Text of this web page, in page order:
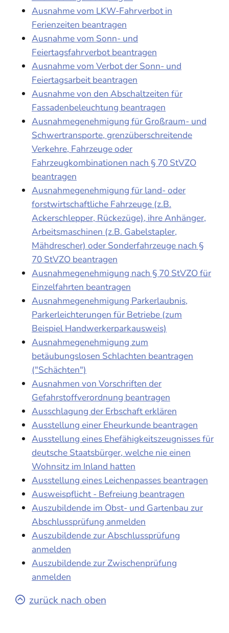
Ausnahme vom LKW-Fahrverbot in
Ferienzeiten beantragen
Ausnahme vom Sonn- und
Feiertagsfahrverbot beantragen
Ausnahme vom Verbot der Sonn- und
Feiertagsarbeit beantragen
Ausnahme von den Abschaltzeiten für
Fassadenbeleuchtung beantragen
Ausnahmegenehmigung für Großraum- und
Schwertransporte, grenzüberschreitende
Verkehre, Fahrzeuge oder
Fahrzeugkombinationen nach § 70 StVZO
beantragen
Ausnahmegenehmigung für land- oder
forstwirtschaftliche Fahrzeuge (z.B.
Ackerschlepper, Rückezüge), ihre Anhänger,
Arbeitsmaschinen (z.B. Gabelstapler,
Mähdrescher) oder Sonderfahrzeuge nach §
70 StVZO beantragen
Ausnahmegenehmigung nach § 70 StVZO für
Einzelfahrten beantragen
Ausnahmegenehmigung Parkerlaubnis,
Parkerleichterungen für Betriebe (zum
Beispiel Handwerkerparkausweis)
Ausnahmegenehmigung zum
betäubungslosen Schlachten beantragen
("Schächten")
Ausnahmen von Vorschriften der
Gefahrstoffverordnung beantragen
Ausschlagung der Erbschaft erklären
Ausstellung einer Eheurkunde beantragen
Ausstellung eines Ehefähigkeitszeugnisses für
deutsche Staatsbürger, welche nie einen
Wohnsitz im Inland hatten
Ausstellung eines Leichenpasses beantragen
Ausweispflicht - Befreiung beantragen
Auszubildende im Obst- und Gartenbau zur
Abschlussprüfung anmelden
Auszubildende zur Abschlussprüfung
anmelden
Auszubildende zur Zwischenprüfung
anmelden
zurück nach oben